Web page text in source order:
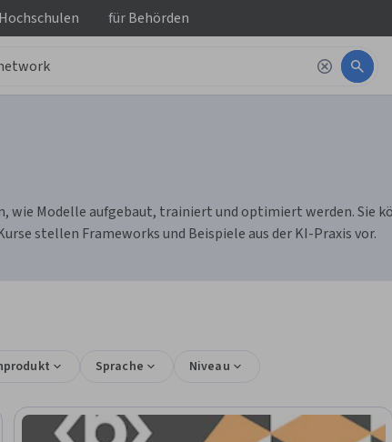
fürBehörden
wie Modelle aufgebaut, trainiert und optimiert werden. Sie
stellen Frameworks und Beispiele aus der KI-Praxis vor.
Sprache Niveau